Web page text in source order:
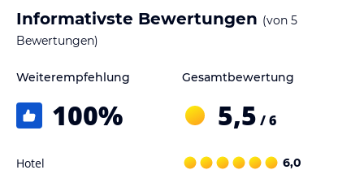
komfortabel eingerichtet. Jede Einheit verfügt über einen Balkon,
der einen schönen Blick auf die Umgebung bietet. Die Zimmer
Kühlschrank, einem Sitzbereich mit einem Sofa und einem
einem Haartrockner ist ebenfalls vorhanden. Für zusätzlichen
Komfort steht den Gästen eine Waschmaschine zur Verfügung.
Gastronomie im Hotel
Informativste Bewertungen (von 5
Bewertungen)
Weiterempfehlung
100%
Gesamtbewertung
5,5 / 6
Hotel 6,0